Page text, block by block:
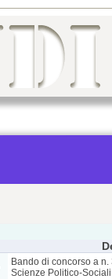
Bando di concorso a
Scienze Politico-